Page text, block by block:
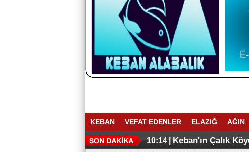
KEBAN VEFAT EDENLER ELAZIĞ AĞIN
16:27 |ELAZIĞ
16:02 |Keban Emniyeti
10:14 | Keban'ın Çalık